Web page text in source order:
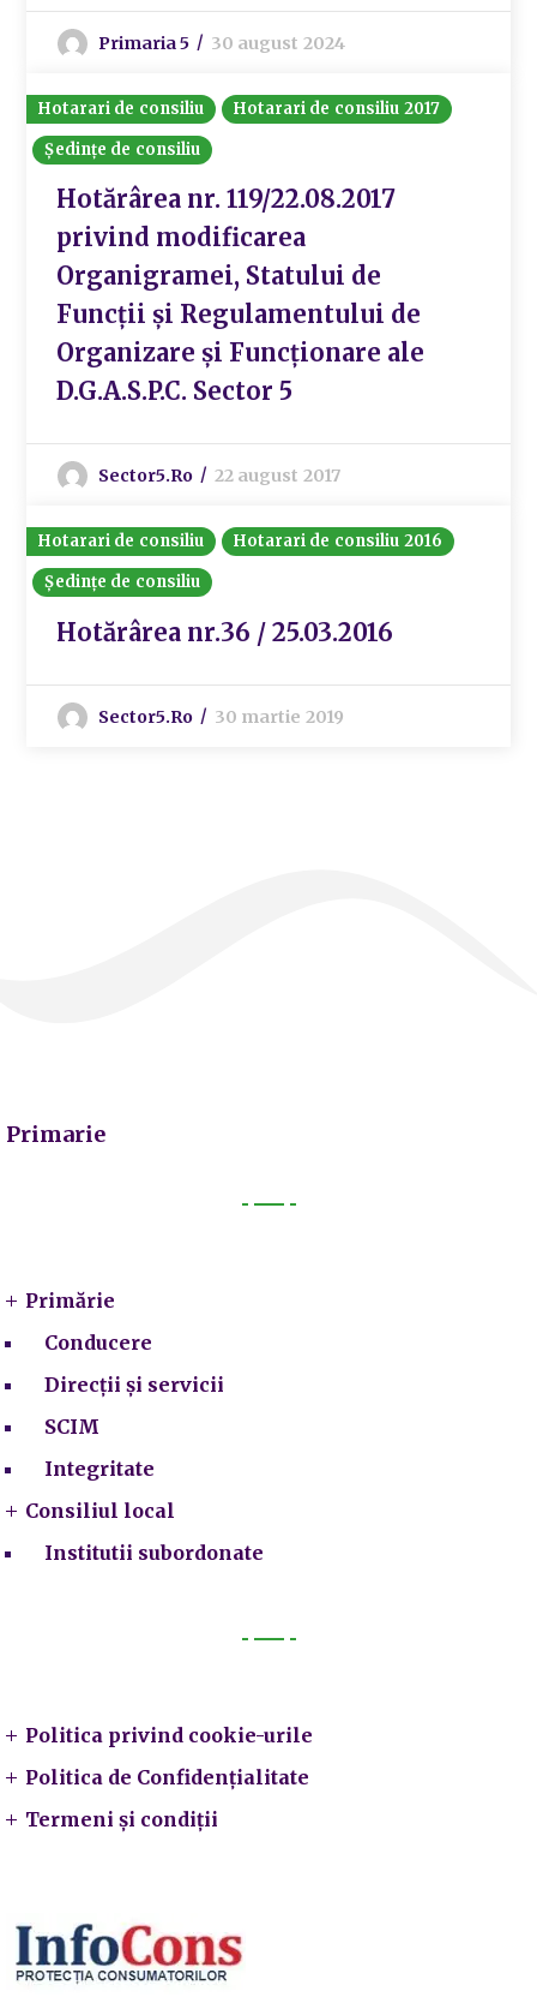
Primaria 5 30 august 2024
Hotarari de consiliu
Hotarari de consiliu 2017
Ședințe de consiliu
Hotărârea nr. 119/22.08.2017
privind modificarea
Organigramei, Statului de
Funcții și Regulamentului de
Organizare și Funcționare ale
D.G.A.S.P.C. Sector 5
Sector5.ro 22 august 2017
Hotarari de consiliu
Hotarari de consiliu 2016
Ședințe de consiliu
Hotărârea nr.36 / 25.03.2016
Sector5.ro 30 martie 2019
Primarie
Primărie
Conducere
Direcții și servicii
SCIM
Integritate
Consiliul local
Institutii subordonate
Politica privind cookie-urile
Politica de Confidențialitate
Termeni și condiții